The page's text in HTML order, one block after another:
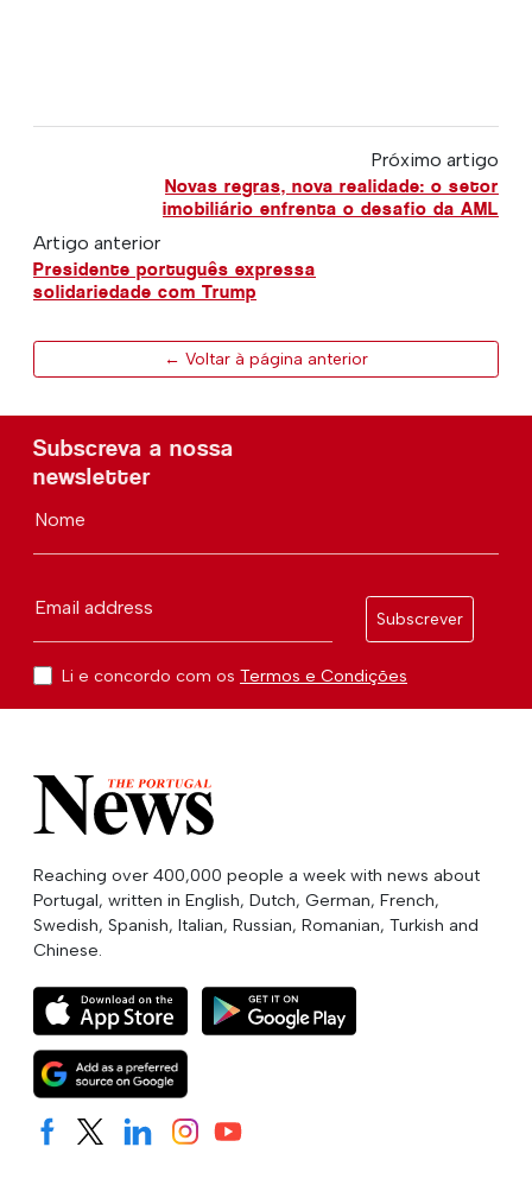
Próximo artigo
Novas regras, nova realidade: o setor
imobiliário enfrenta o desafio da AML
Artigo anterior
Presidente português expressa
solidariedade com Trump
← Voltar à página anterior
Subscreva a nossa
newsletter
Nome
Email address
Subscrever
Li e concordo com os Termos e Condições
Reaching over 400,000 people a week with news about
Portugal, written in English, Dutch, German, French,
Swedish, Spanish, Italian, Russian, Romanian, Turkish and
Chinese.